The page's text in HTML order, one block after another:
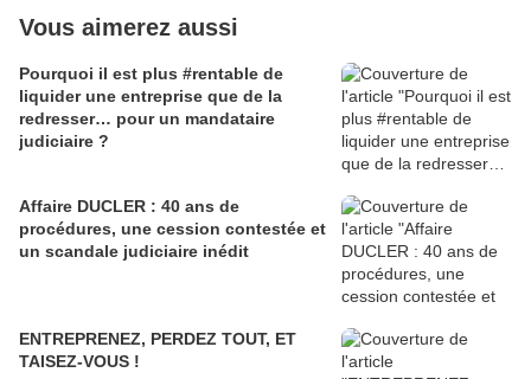
Vous aimerez aussi
Pourquoi il est plus #rentable de
liquider une entreprise que de la
redresser… pour un mandataire
judiciaire ?
Affaire DUCLER : 40 ans de
procédures, une cession contestée et
un scandale judiciaire inédit
ENTREPRENEZ, PERDEZ TOUT, ET
TAISEZ-VOUS !